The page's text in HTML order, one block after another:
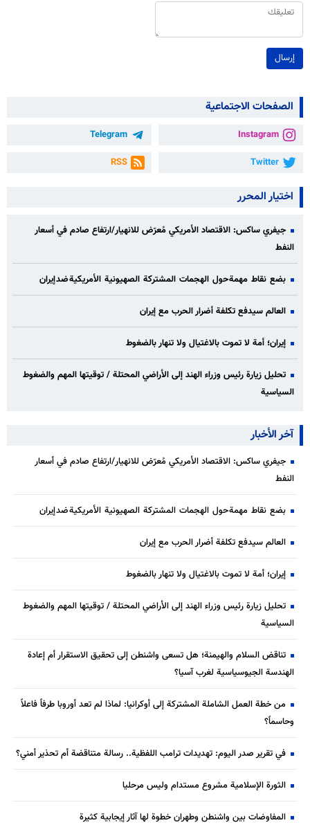
إرسال
الصفحات الاجتماعية
Instagram
Telegram
Twitter
RSS
اختيار المحرر
جيفري ساكس: الاقتصاد الأمريكي مُعرّض للانهيار/ارتفاع صادم في أسعار
النفط
بضع نقاط مهمة حول الهجمات المشتركة الصهيونية الأمريكية ضد إيران
العالم سيدفع تكلفة أضرار الحرب مع إيران
إيران؛ أمة لا تموت بالاغتيال ولا تنهار بالضغوط
تحليل زيارة رئيس وزراء الهند إلى الأراضي المحتلة / توقيتها المهم والضغوط
السياسية
آخر الأخبار
جيفري ساكس: الاقتصاد الأمريكي مُعرّض للانهيار/ارتفاع صادم في أسعار
النفط
بضع نقاط مهمة حول الهجمات المشتركة الصهيونية الأمريكية ضد إيران
العالم سيدفع تكلفة أضرار الحرب مع إيران
إيران؛ أمة لا تموت بالاغتيال ولا تنهار بالضغوط
تحليل زيارة رئيس وزراء الهند إلى الأراضي المحتلة / توقيتها المهم والضغوط
السياسية
تناقض السلام والهيمنة؛ هل تسعى واشنطن إلى تحقيق الاستقرار أم إعادة
الهندسة الجيوسياسية لغرب آسيا؟
من خطة العمل الشاملة المشتركة إلى أوكرانيا: لماذا لم تعد أوروبا طرفاً فاعلاً
وحاسماً؟
في تقرير صدر اليوم: تهديدات ترامب اللفظية.. رسالة متناقضة أم تحذير أمني؟
الثورة الإسلامية مشروع مستدام وليس مرحليا
المفاوضات بين واشنطن وطهران خطوة لها آثار إيجابية كثيرة